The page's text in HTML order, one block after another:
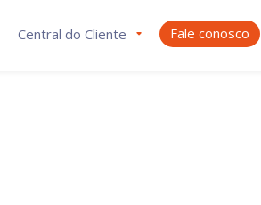
Central do Cliente Fale conosco